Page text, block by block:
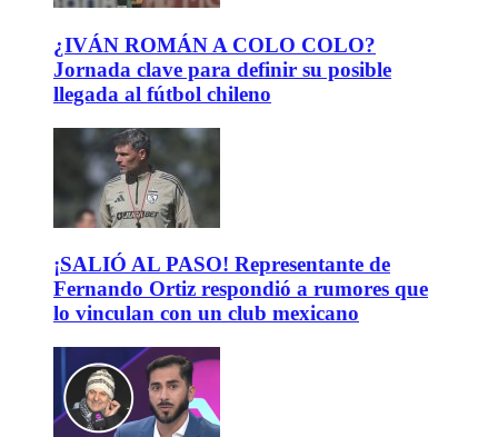
¿IVÁN ROMÁN A COLO COLO?
Jornada clave para definir su posible
llegada al fútbol chileno
¡SALIÓ AL PASO! Representante de
Fernando Ortiz respondió a rumores que
lo vinculan con un club mexicano